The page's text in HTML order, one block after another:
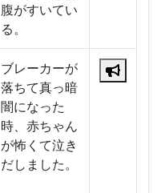
腹がすいてい
る。
ブレーカーが
落ちて真っ暗
闇になった
時、赤ちゃん
が怖くて泣き
だしました。